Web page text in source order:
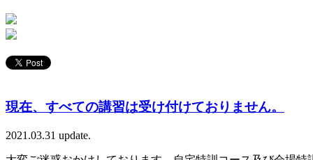
現在、すべての講習は受け付けておりません。
2021.03.31 update.